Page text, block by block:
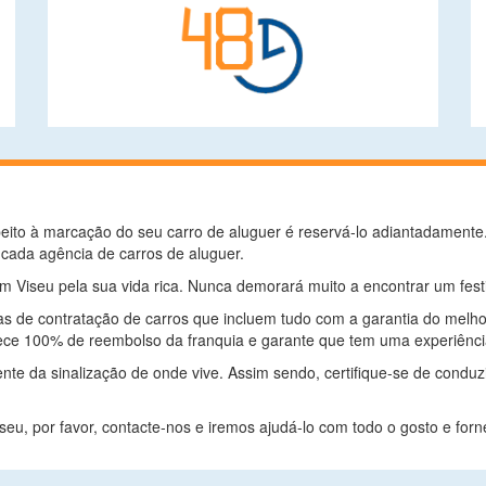
à marcação do seu carro de aluguer é reservá-lo
agência de carros de aluguer.
Viseu pela sua vida rica. Nunca demorará muito a encontrar um
de contratação de carros que incluem tudo com a garantia do
100% de reembolso da franquia e garante que tem uma
da sinalização de onde vive. Assim sendo, certifique-se de
por favor, contacte-nos e iremos ajudá-lo com todo o gosto e